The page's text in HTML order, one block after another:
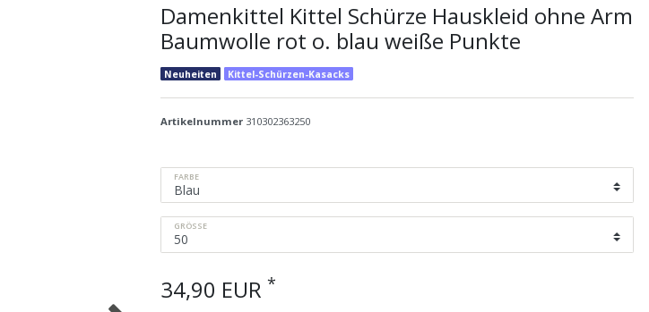
Damenkittel Kittel Schürze Hauskleid ohne Arm
Baumwolle rot o. blau weiße Punkte
Neuheiten Kittel-Schürzen-Kasacks
Artikelnummer 310302363250
FARBE
GRÖSSE
34,90 EUR *